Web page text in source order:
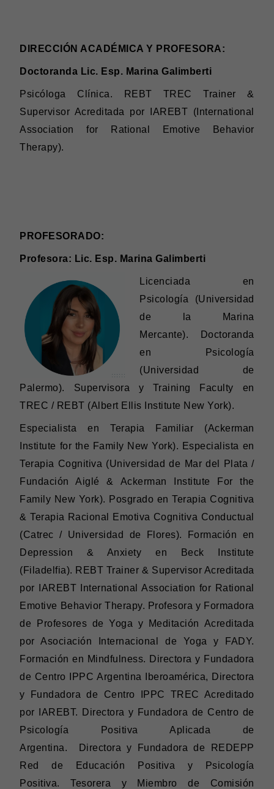
DIRECCIÓN ACADÉMICA Y PROFESORA:
Doctoranda Lic. Esp. Marina Galimberti
Psicóloga Clínica. REBT TREC Trainer &
Supervisor Acreditada por IAREBT (International
Association for Rational Emotive Behavior
Therapy).
PROFESORADO:
Profesora: Lic. Esp. Marina Galimberti
Licenciada en
Psicología (Universidad
de la Marina
Mercante). Doctoranda
en Psicología
(Universidad de
Palermo). Supervisora y Training Faculty en
TREC / REBT (Albert Ellis Institute New York).
Especialista en Terapia Familiar (Ackerman
Institute for the Family New York). Especialista en
Terapia Cognitiva (Universidad de Mar del Plata /
Fundación Aiglé & Ackerman Institute For the
Family New York). Posgrado en Terapia Cognitiva
& Terapia Racional Emotiva Cognitiva Conductual
(Catrec / Universidad de Flores). Formación en
Depression & Anxiety en Beck Institute
(Filadelfia). REBT Trainer & Supervisor Acreditada
por IAREBT International Association for Rational
Emotive Behavior Therapy. Profesora y Formadora
de Profesores de Yoga y Meditación Acreditada
por Asociación Internacional de Yoga y FADY.
Formación en Mindfulness. Directora y Fundadora
de Centro IPPC Argentina Iberoamérica, Directora
y Fundadora de Centro IPPC TREC Acreditado
por IAREBT. Directora y Fundadora de Centro de
Psicología Positiva Aplicada de
Argentina. Directora y Fundadora de REDEPP
Red de Educación Positiva y Psicología
Positiva. Tesorera y Miembro de Comisión